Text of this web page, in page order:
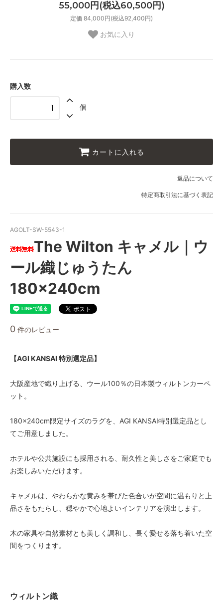
55,000円(税込60,500円)
定価 84,000円(税込92,400円)
お気に入り
購入数
個
カートに入れる
返品について
特定商取引法に基づく表記
AGOLT-SW-5543-1
The Wilton キャメル｜ウ
ール織じゅうたん
180×240cm
0 件のレビュー
【AGI KANSAI 特別選定品】
大阪産地で織り上げる、ウール100％の日本製ウィルトンカーペ
ット。
180×240cm限定サイズのラグを、AGI KANSAI特別選定品とし
てご用意しました。
ホテルや公共施設にも採用される、耐久性と美しさをご家庭でも
お楽しみいただけます。
キャメルは、やわらかな黄みを帯びた色合いが空間に温もりと上
品さをもたらし、穏やかで心地よいインテリアを演出します。
木の家具や自然素材とも美しく調和し、長く愛せる落ち着いた空
間をつくります。
ウィルトン織